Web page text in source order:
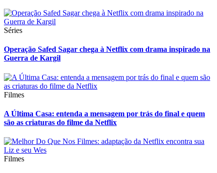
Séries
Operação Safed Sagar chega à Netflix com drama inspirado na
Guerra de Kargil
Filmes
A Última Casa: entenda a mensagem por trás do final e quem
são as criaturas do filme da Netflix
Filmes